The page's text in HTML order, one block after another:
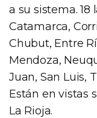
a su sistema. 18
Catamarca,
Chubut, Entre
Mendoza,
Juan, San Luis,
Están en vistas
La Rioja.